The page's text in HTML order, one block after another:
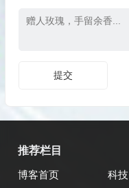
推荐栏目
博客首页 科